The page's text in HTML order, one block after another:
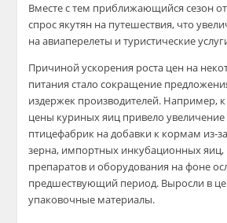
Вместе с тем приближающийся сезон
спрос якутян на путешествия, что
на авиаперелеты и туристические
Причиной ускорения роста цен на
питания стало сокращение
издержек производителей. Например,
цены куриных яиц привело увеличение
птицефабрик на добавки к кормам из-
зерна, импортных инкубационных яиц,
препаратов и оборудования на фоне
предшествующий период. Выросли в
упаковочные материалы.